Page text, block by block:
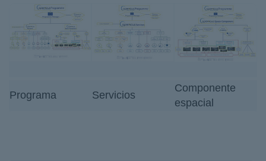
Programa Servicios
Componente
espacial